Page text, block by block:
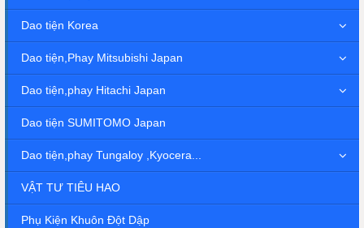
Dao tiện Korea
Dao tiện,Phay Mitsubishi Japan
Dao tiện,phay Hitachi Japan
Dao tiện SUMITOMO Japan
Dao tiện,phay Tungaloy ,Kyocera...
VẬT TƯ TIÊU HAO
Phụ Kiện Khuôn Đột Dập